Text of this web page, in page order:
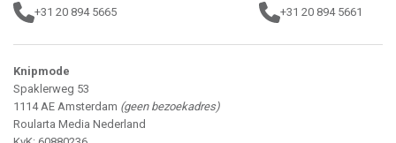
+31 20 894 5665 +31 20 894 5661
Knipmode
Spaklerweg 53
1114 AE Amsterdam (geen bezoekadres)
Roularta Media Nederland